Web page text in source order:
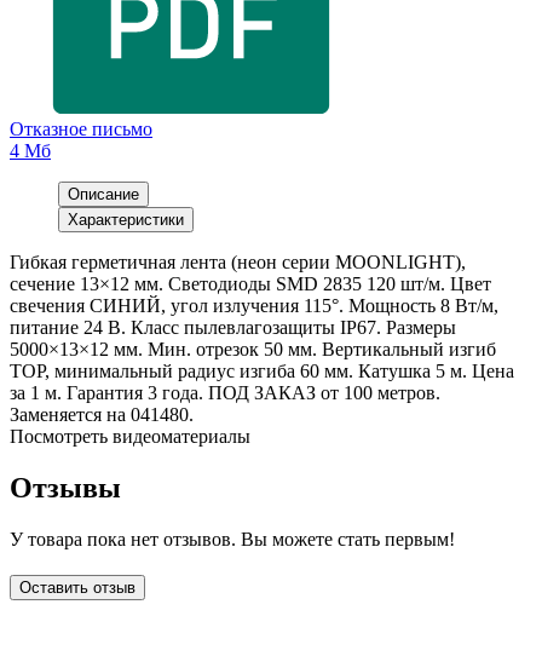
Отказное письмо
4 Мб
Описание
Характеристики
Гибкая герметичная лента (неон серии MOONLIGHT),
сечение 13×12 мм. Светодиоды SMD 2835 120 шт/м. Цвет
свечения СИНИЙ, угол излучения 115°. Мощность 8 Вт/м,
питание 24 В. Класс пылевлагозащиты IP67. Размеры
5000×13×12 мм. Мин. отрезок 50 мм. Вертикальный изгиб
TOP, минимальный радиус изгиба 60 мм. Катушка 5 м. Цена
за 1 м. Гарантия 3 года. ПОД ЗАКАЗ от 100 метров.
Заменяется на 041480.
Посмотреть видеоматериалы
Отзывы
У товара пока нет отзывов. Вы можете стать первым!
Оставить отзыв